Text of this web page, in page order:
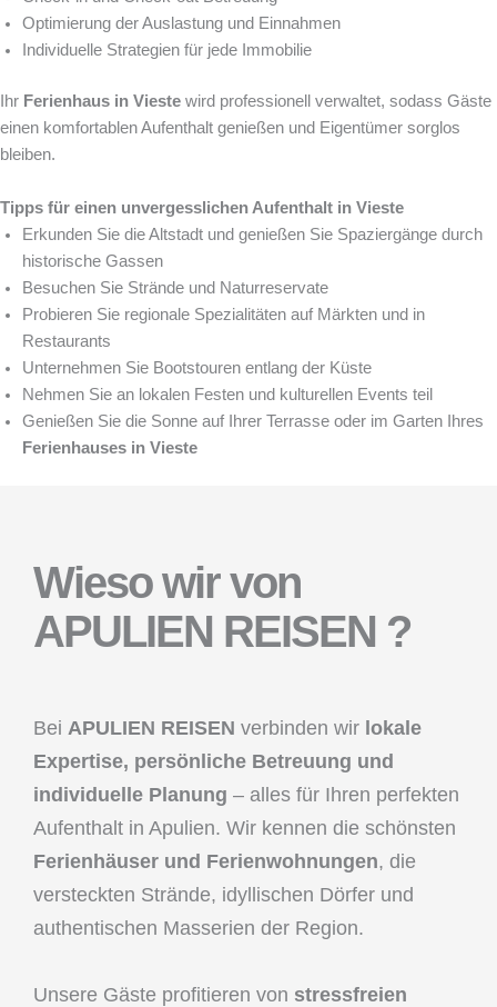
Optimierung der Auslastung und Einnahmen
Individuelle Strategien für jede Immobilie
Ihr Ferienhaus in Vieste wird professionell verwaltet, sodass Gäste
einen komfortablen Aufenthalt genießen und Eigentümer sorglos
bleiben.
Tipps für einen unvergesslichen Aufenthalt in Vieste
Erkunden Sie die Altstadt und genießen Sie Spaziergänge durch
historische Gassen
Besuchen Sie Strände und Naturreservate
Probieren Sie regionale Spezialitäten auf Märkten und in
Restaurants
Unternehmen Sie Bootstouren entlang der Küste
Nehmen Sie an lokalen Festen und kulturellen Events teil
Genießen Sie die Sonne auf Ihrer Terrasse oder im Garten Ihres
Ferienhauses in Vieste
Wieso wir von
APULIEN REISEN ?
Bei APULIEN REISEN verbinden wir lokale
Expertise, persönliche Betreuung und
individuelle Planung – alles für Ihren perfekten
Aufenthalt in Apulien. Wir kennen die schönsten
Ferienhäuser und Ferienwohnungen, die
versteckten Strände, idyllischen Dörfer und
authentischen Masserien der Region.
Unsere Gäste profitieren von stressfreien